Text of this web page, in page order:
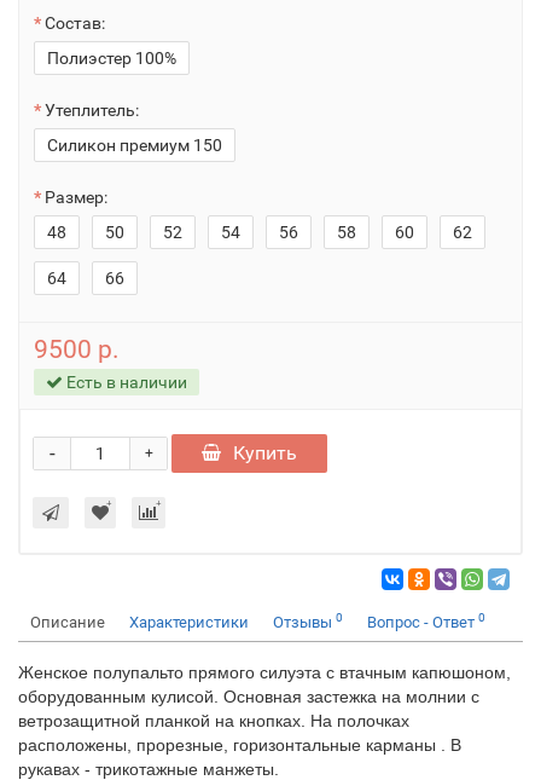
Состав:
Полиэстер 100%
Утеплитель:
Силикон премиум 150
Размер:
48
50 52 54 56 58 60 62
64 66
9500 р.
Есть в наличии
+
- Купить
Описание Характеристики Отзывы 0 Вопрос - Ответ 0
Женское полупальто прямого силуэта с втачным капюшоном,
оборудованным кулисой. Основная застежка на молнии с
ветрозащитной планкой на кнопках. На полочках
расположены, прорезные, горизонтальные карманы . В
рукавах - трикотажные манжеты.